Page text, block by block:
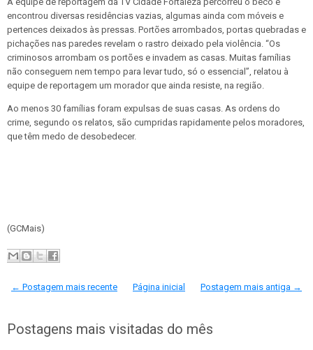
encontrou diversas residências vazias, algumas ainda com móveis e
pertences deixados às pressas. Portões arrombados, portas quebradas e
pichações nas paredes revelam o rastro deixado pela violência. “Os
criminosos arrombam os portões e invadem as casas. Muitas famílias
não conseguem nem tempo para levar tudo, só o essencial”, relatou à
equipe de reportagem um morador que ainda resiste, na região.
Ao menos 30 famílias foram expulsas de suas casas. As ordens do
crime, segundo os relatos, são cumpridas rapidamente pelos moradores,
que têm medo de desobedecer.
(GCMais)
← Postagem mais recente Postagem mais antiga →
Página inicial
Postagens mais visitadas do mês